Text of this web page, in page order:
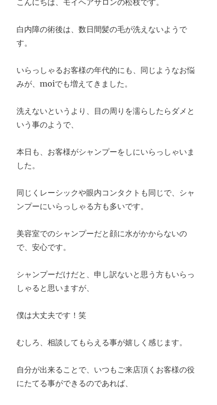
こんにちは、モイヘアサロンの松枝です。
白内障の術後は、数日間髪の毛が洗えないようで
す。
いらっしゃるお客様の年代的にも、同じようなお悩
みが、moiでも増えてきました。
洗えないというより、目の周りを濡らしたらダメと
いう事のようで、
本日も、お客様がシャンプーをしにいらっしゃいま
した。
同じくレーシックや眼内コンタクトも同じで、シャ
ンプーにいらっしゃる方も多いです。
美容室でのシャンプーだと顔に水がかからないの
で、安心です。
シャンプーだけだと、申し訳ないと思う方もいらっ
しゃると思いますが、
僕は大丈夫です！笑
むしろ、相談してもらえる事が嬉しく感じます。
自分が出来ることで、いつもご来店頂くお客様の役
にたてる事ができるのであれば、